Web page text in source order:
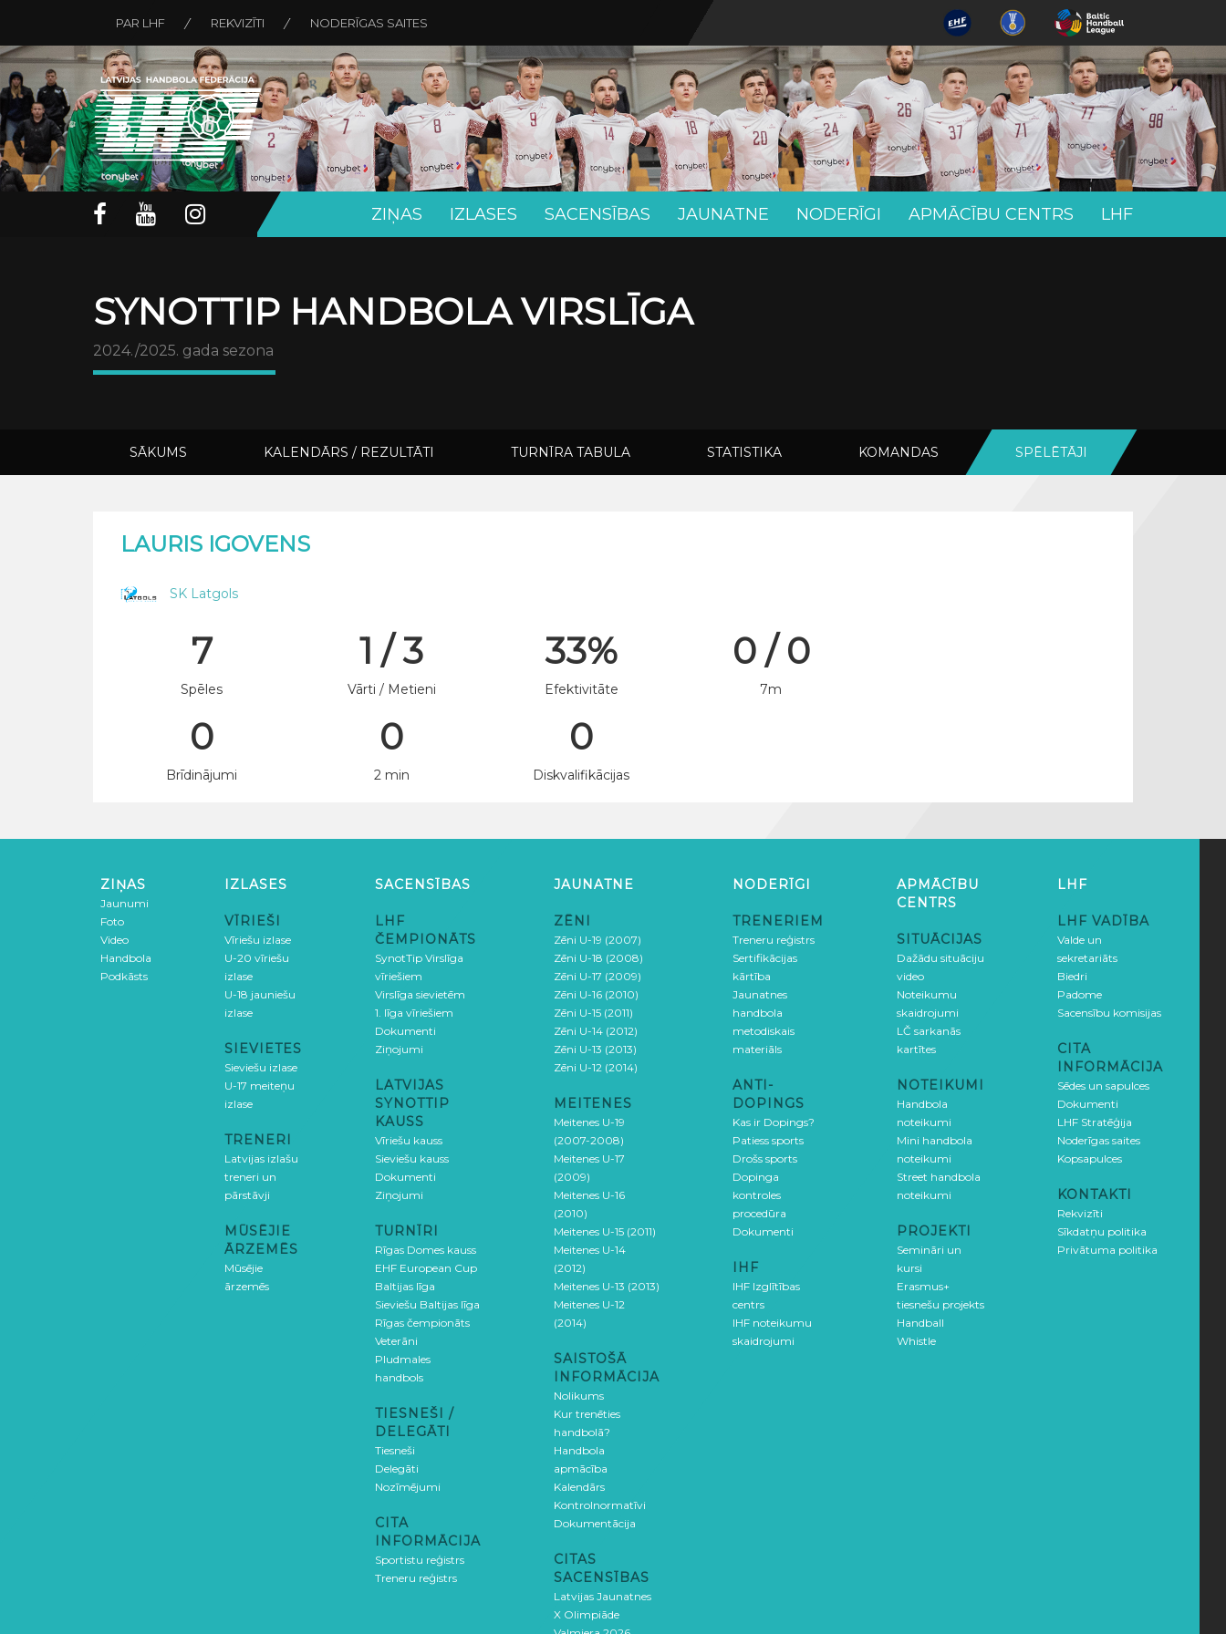
PAR LHF REKVIZĪTI NODERĪGAS SAITES
ZIŅAS IZLASES SACENSĪBAS JAUNATNE NODERĪGI APMĀCĪBU CENTRS LHF
SYNOTTIP HANDBOLA VIRSLĪGA
2024./2025. gada sezona
SĀKUMS KALENDĀRS / REZULTĀTI TURNĪRA TABULA STATISTIKA KOMANDAS SPĒLĒTĀJI
LAURIS IGOVENS
SK Latgols
7
Spēles
1 / 3
Vārti / Metieni
33%
Efektivitāte
0 / 0
7m
0
Brīdinājumi
0
2 min
0
Diskvalifikācijas
ZIŅAS
Jaunumi
Foto
Video
Handbola
Podkāsts
IZLASES
VĪRIEŠI
Vīriešu izlase
U-20 vīriešu
izlase
U-18 jauniešu
izlase
SIEVIETES
Sieviešu izlase
U-17 meiteņu
izlase
TRENERI
Latvijas izlašu
treneri un
pārstāvji
MŪSĒJIE
ĀRZEMĒS
Mūsējie
ārzemēs
SACENSĪBAS
LHF
ČEMPIONĀTS
SynotTip Virslīga
vīriešiem
Virslīga sievietēm
1. līga vīriešiem
Dokumenti
Ziņojumi
LATVIJAS
SYNOTTIP
KAUSS
Vīriešu kauss
Sieviešu kauss
Dokumenti
Ziņojumi
TURNĪRI
Rīgas Domes kauss
EHF European Cup
Baltijas līga
Sieviešu Baltijas līga
Rīgas čempionāts
Veterāni
Pludmales
handbols
TIESNEŠI /
DELEGĀTI
Tiesneši
Delegāti
Nozīmējumi
CITA
INFORMĀCIJA
Sportistu reģistrs
Treneru reģistrs
JAUNATNE
ZĒNI
Zēni U-19 (2007)
Zēni U-18 (2008)
Zēni U-17 (2009)
Zēni U-16 (2010)
Zēni U-15 (2011)
Zēni U-14 (2012)
Zēni U-13 (2013)
Zēni U-12 (2014)
MEITENES
Meitenes U-19
(2007-2008)
Meitenes U-17
(2009)
Meitenes U-16
(2010)
Meitenes U-15 (2011)
Meitenes U-14
(2012)
Meitenes U-13 (2013)
Meitenes U-12
(2014)
SAISTOŠĀ
INFORMĀCIJA
Nolikums
Kur trenēties
handbolā?
Handbola
apmācība
Kalendārs
Kontrolnormatīvi
Dokumentācija
CITAS
SACENSĪBAS
Latvijas Jaunatnes
X Olimpiāde
NODERĪGI
TRENERIEM
Treneru reģistrs
Sertifikācijas
kārtība
Jaunatnes
handbola
metodiskais
materiāls
ANTI-
DOPINGS
Kas ir Dopings?
Patiess sports
Drošs sports
Dopinga
kontroles
procedūra
Dokumenti
IHF
IHF Izglītības
centrs
IHF noteikumu
skaidrojumi
APMĀCĪBU
CENTRS
SITUĀCIJAS
Dažādu situāciju
video
Noteikumu
skaidrojumi
LČ sarkanās
kartītes
NOTEIKUMI
Handbola
noteikumi
Mini handbola
noteikumi
Street handbola
noteikumi
PROJEKTI
Semināri un
kursi
Erasmus+
tiesnešu projekts
Handball
Whistle
LHF
LHF VADĪBA
Valde un
sekretariāts
Biedri
Padome
Sacensību komisijas
CITA
INFORMĀCIJA
Sēdes un sapulces
Dokumenti
LHF Stratēģija
Noderīgas saites
Kopsapulces
KONTAKTI
Rekvizīti
Sīkdatņu politika
Privātuma politika